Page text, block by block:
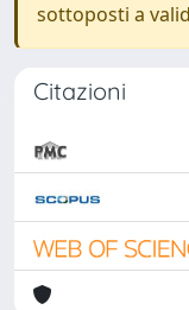
sottoposti a
Citazioni